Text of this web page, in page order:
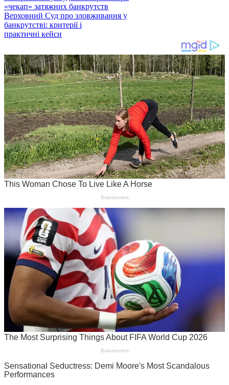
«чекап» затяжних банкрутств
Верховний Суд про зловживання у
банкрутстві: критерії і
практичні кейси